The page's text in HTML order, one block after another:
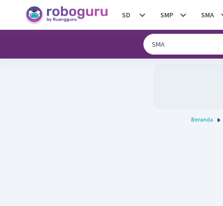
SD SMP SMA
Beranda